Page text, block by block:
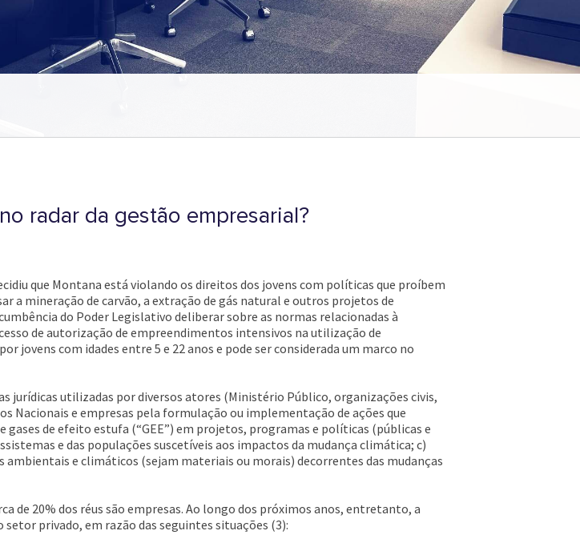
radar da gestão empresarial?
que Montana está violando os direitos dos jovens com políticas que proíbem
a mineração de carvão, a extração de gás natural e outros projetos de
do Poder Legislativo deliberar sobre as normas relacionadas à
de autorização de empreendimentos intensivos na utilização de
jovens com idades entre 5 e 22 anos e pode ser considerada um marco no
utilizadas por diversos atores (Ministério Público, organizações civis,
Nacionais e empresas pela formulação ou implementação de ações que
de efeito estufa (“GEE”) em projetos, programas e políticas (públicas e
e das populações suscetíveis aos impactos da mudança climática; c)
ambientais e climáticos (sejam materiais ou morais) decorrentes das mudanças
de 20% dos réus são empresas. Ao longo dos próximos anos, entretanto, a
privado, em razão das seguintes situações (3):